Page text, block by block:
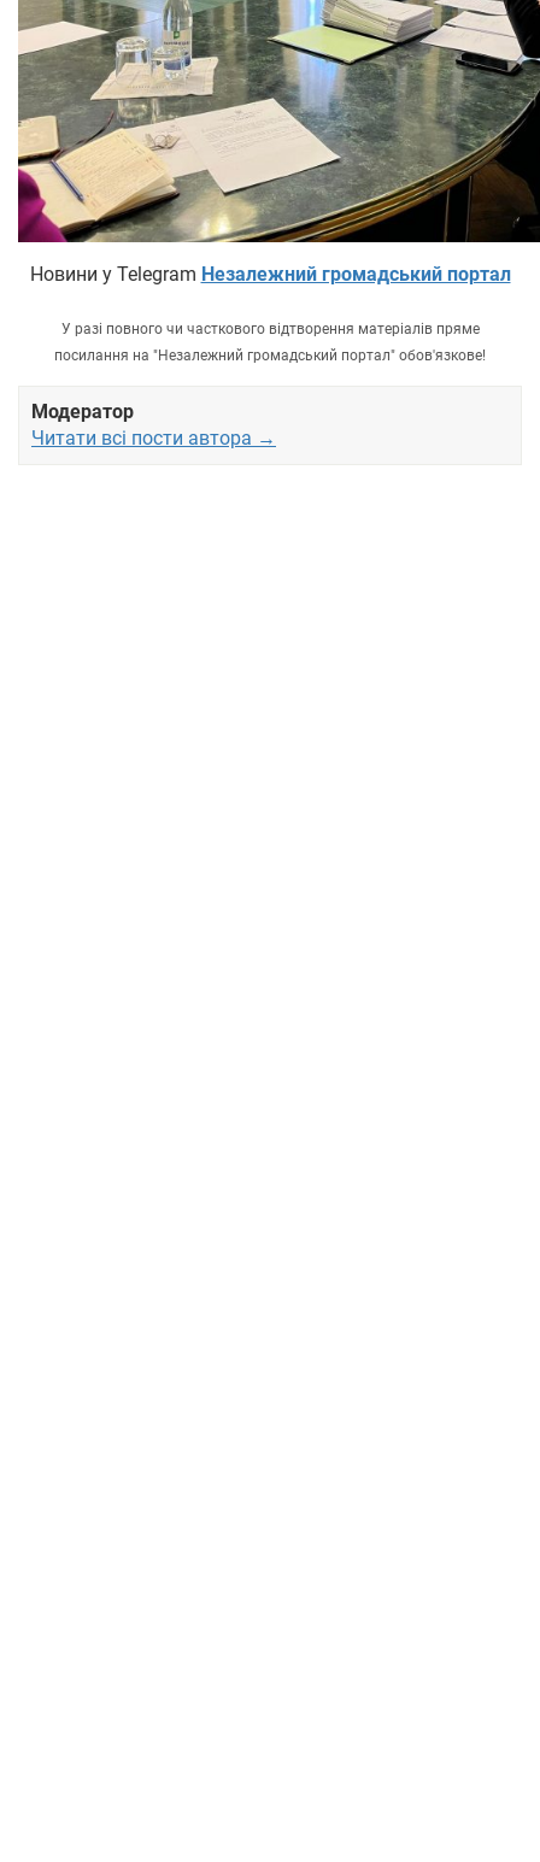
Новини у Telegram Незалежний громадський портал
У разі повного чи часткового відтворення матеріалів пряме
посилання на "Незалежний громадський портал" обов'язкове!
Модератор
Читати всі пости автора →